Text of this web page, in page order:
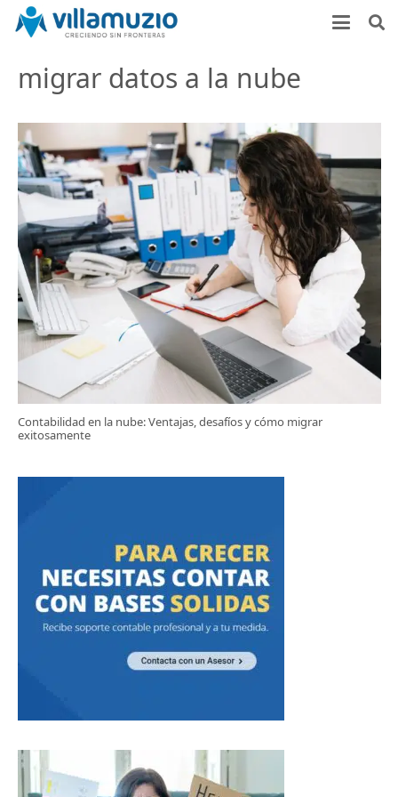
migrar datos a la nube
Contabilidad en la nube: Ventajas, desafíos y cómo migrar
exitosamente